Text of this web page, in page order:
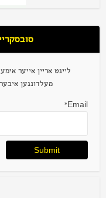
לייגט אריין אייער
מעלדונגען
Email*